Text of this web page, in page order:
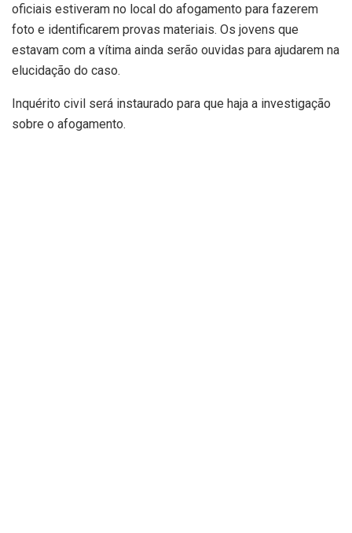
oficiais estiveram no local do afogamento para fazerem
foto e identificarem provas materiais. Os jovens que
estavam com a vítima ainda serão ouvidas para ajudarem na
elucidação do caso.
Inquérito civil será instaurado para que haja a investigação
sobre o afogamento.